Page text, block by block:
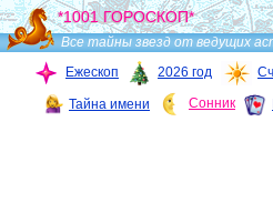
*1001 ГОРОСКОП*
Все тайны звезд от ведущих
Ежескоп
2026 год
Тайна имени Сонник